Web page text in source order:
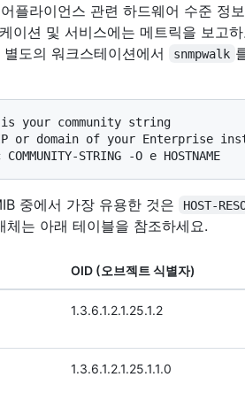
플라이언스 관련 하드웨어 수준 정
이션 및 서비스에는 메트릭을 보고
도의 워크스테이션에서
snmpwalk
your community string
or domain of your Enterprise
STRING -O e HOSTNAME
중에서 가장 유용한 것은 HOST-
체는 아래 테이블을 참조하세요.
OID (오브젝트 식별자)
1.3.6.1.2.1.25.1.2
1.3.6.1.2.1.25.1.1.0